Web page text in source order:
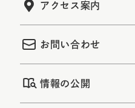
アクセス案内
お問い合わせ
情報の公開